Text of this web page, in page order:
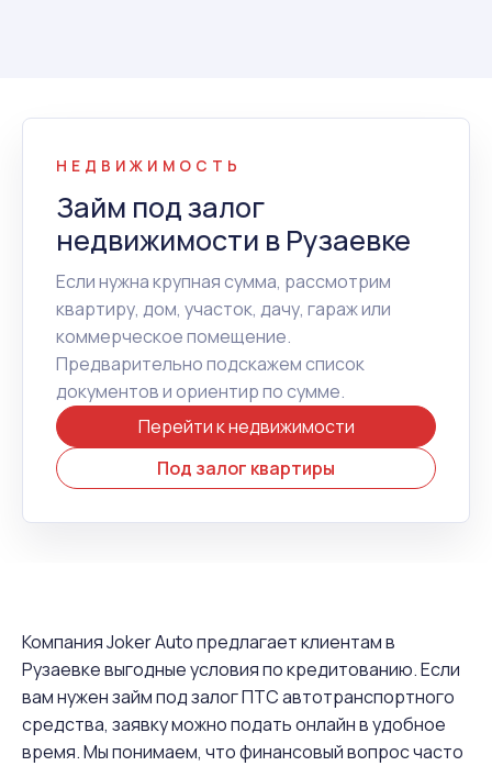
НЕДВИЖИМОСТЬ
Займ под залог
недвижимости в Рузаевке
Если нужна крупная сумма, рассмотрим
квартиру, дом, участок, дачу, гараж или
коммерческое помещение.
Предварительно подскажем список
документов и ориентир по сумме.
Перейти к недвижимости
Под залог квартиры
Компания Joker Auto предлагает клиентам в
Рузаевке выгодные условия по кредитованию. Если
вам нужен займ под залог ПТС автотранспортного
средства, заявку можно подать онлайн в удобное
время. Мы понимаем, что финансовый вопрос часто